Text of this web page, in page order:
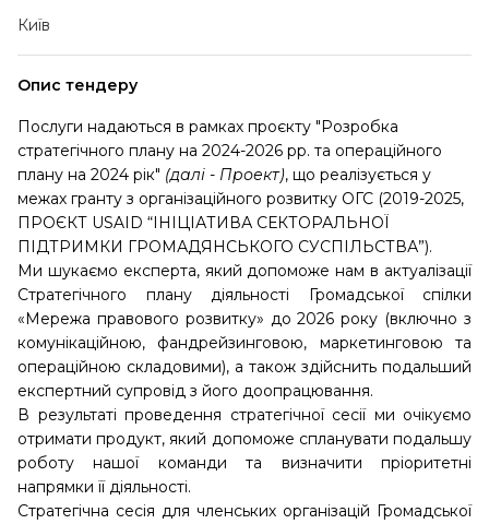
Київ
Опис тендеру
Послуги надаються в рамках проєкту "Розробка
стратегічного плану на 2024-2026 рр. та операційного
плану на 2024 рік" (далі - Проект), що реалізується у
межах гранту з організаційного розвитку ОГС (2019-2025,
ПРОЄКТ USAID “ІНІЦІАТИВА СЕКТОРАЛЬНОЇ
ПІДТРИМКИ ГРОМАДЯНСЬКОГО СУСПІЛЬСТВА”).
Ми шукаємо експерта, який допоможе нам в актуалізації
Стратегічного плану діяльності Громадської спілки
«Мережа правового розвитку» до 2026 року (включно з
комунікаційною, фандрейзинговою, маркетинговою та
операційною складовими), а також здійснить подальший
експертний супровід з його доопрацювання.
В результаті проведення стратегічної сесії ми очікуємо
отримати продукт, який допоможе спланувати подальшу
роботу нашої команди та визначити пріоритетні
напрямки її діяльності.
Стратегічна сесія для членських організацій Громадської